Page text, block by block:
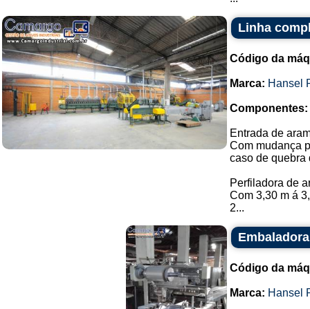
Linha
Código da
Marca: Hansel
Componentes:
Entrada de
Com mudança
caso de quebra
Perfiladora de
Com 3,30 m á
2...
Código da
Marca: Hansel